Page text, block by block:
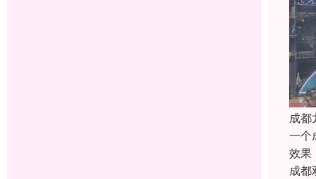
成都
一个
效果
成都